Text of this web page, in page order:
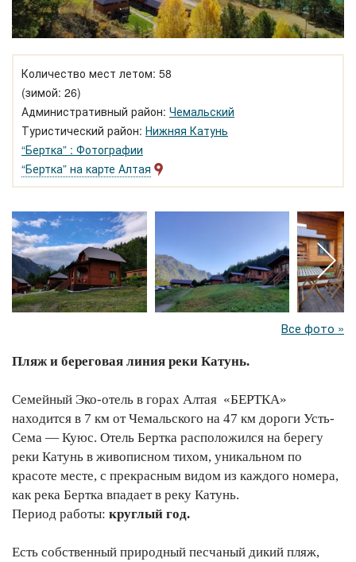
Количество мест летом: 58
(зимой: 26)
Административный район: Чемальский
Туристический район: Нижняя Катунь
“Бертка” : Фотографии
“Бертка” на карте Алтая
Все фото »
Пляж и береговая линия реки Катунь.
Cемейный Эко-отель в горах Алтая «БЕРТКА»
находится в 7 км от Чемальского на 47 км дороги Усть-
Сема — Куюс. Отель Бертка расположился на берегу
реки Катунь в живописном тихом, уникальном по
красоте месте, с прекрасным видом из каждого номера,
как река Бертка впадает в реку Катунь.
Период работы: круглый год.
Есть собственный природный песчаный дикий пляж,